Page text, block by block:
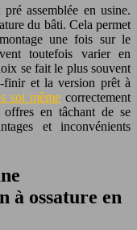
assemblée en usine.
du bâti. Cela permet
une fois sur le
toutefois varier en
se fait le plus souvent
finir et la version prêt à
soi même correctement
en tâchant de se
et inconvénients
à ossature en